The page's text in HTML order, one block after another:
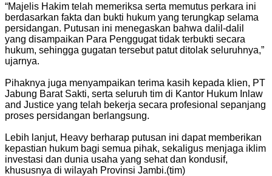
“Majelis Hakim telah memeriksa serta memutus perkara ini
berdasarkan fakta dan bukti hukum yang terungkap selama
persidangan. Putusan ini menegaskan bahwa dalil-dalil
yang disampaikan Para Penggugat tidak terbukti secara
hukum, sehingga gugatan tersebut patut ditolak seluruhnya,”
ujarnya.
Pihaknya juga menyampaikan terima kasih kepada klien, PT
Jabung Barat Sakti, serta seluruh tim di Kantor Hukum Inlaw
and Justice yang telah bekerja secara profesional sepanjang
proses persidangan berlangsung.
Lebih lanjut, Heavy berharap putusan ini dapat memberikan
kepastian hukum bagi semua pihak, sekaligus menjaga iklim
investasi dan dunia usaha yang sehat dan kondusif,
khususnya di wilayah Provinsi Jambi.(tim)